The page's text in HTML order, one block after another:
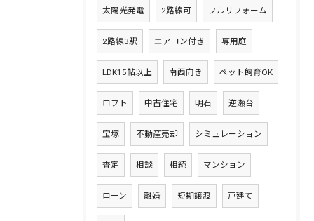
太陽光発電 2路線可 フルリフォーム
2路線3駅 エアコン付き 専用庭
LDK15帖以上 南西向き ペット飼育OK
ロフト 中古住宅 明石 逆瀬台
宝塚 不動産売却 シミュレーション
査定 相談 相続 マンション
ローン 離婚 短期譲渡 戸建て